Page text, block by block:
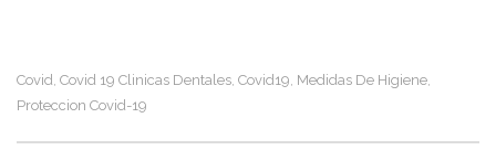
Covid Covid 19 Clinicas Dentales Covid19 Medidas De Higiene
Proteccion Covid-19